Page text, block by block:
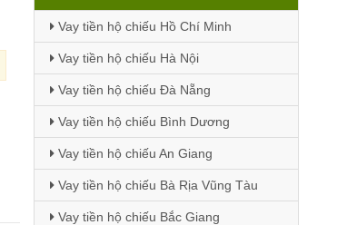
Vay tiền hộ chiếu Hồ Chí Minh
Vay tiền hộ chiếu Hà Nội
Vay tiền hộ chiếu Đà Nẵng
Vay tiền hộ chiếu Bình Dương
Vay tiền hộ chiếu An Giang
Vay tiền hộ chiếu Bà Rịa Vũng Tàu
Vay tiền hộ chiếu Bắc Giang